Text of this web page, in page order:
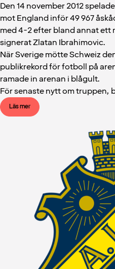
Den 14 november 2012
mot England inför 49 967
med 4-2 efter bland annat ett
signerat Zlatan Ibrahimovic.
När Sverige mötte Schweiz
publikrekord för fotboll på
ramade in arenan i blågult.
För senaste nytt om truppen,
Läs mer